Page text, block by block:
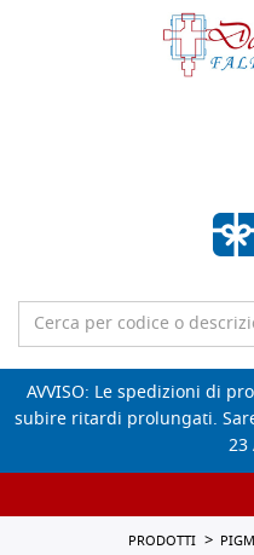
AVVISO: Le spedizioni di
subire ritardi prolungati.
23
PRODOTTI